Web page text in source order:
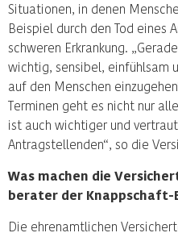
Situationen, in denen
Beispiel durch den Tod eines
schweren Erkrankung.
wichtig, sensibel, einfühlsam
auf den Menschen
Terminen geht es nicht nur
ist auch wichtiger und
Antragstellenden“, so die
Was machen die
berater der Knappschaft-
Die ehrenamtlichen